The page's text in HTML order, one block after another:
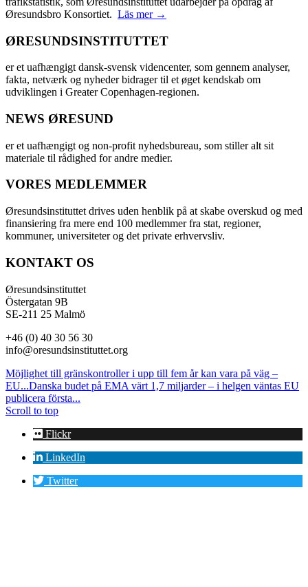
Øresundsbro Konsortiet. Läs mer →
ØRESUNDSINSTITUTTET
er et uafhængigt dansk-svensk videncenter, som gennem analyser,
fakta, netværk og nyheder bidrager til et øget kendskab om
udviklingen i Greater Copenhagen-regionen.
NEWS ØRESUND
er et uafhængigt og non-profit nyhedsbureau, som stiller alt sit
materiale til rådighed for andre medier.
VORES MEDLEMMER
Øresundsinstituttet drives uden henblik på at skabe overskud og med
finansiering fra mere end 100 medlemmer fra stat, regioner,
kommuner, universiteter og det private erhvervsliv.
KONTAKT OS
Øresundsinstituttet
Östergatan 9B
SE-211 25 Malmö
+46 (0) 40 30 56 30
info@oresundsinstituttet.org
Möjlighet till gränskontroller i upp till fem år kan vara på väg –
EU...Danska budet på EMA värt 1,7 miljarder – i helgen väntas EU
publicera första...
Scroll to top
Flickr
LinkedIn
Twitter